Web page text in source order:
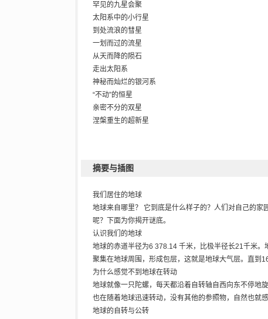
罕见的九星会聚
太阳系中的小行星
到处流浪的彗星
一划而过的流星
从天而降的陨石
走出太阳系
神秘而灿烂的银河系
“不动”的恒星
亲密不分的双星
涅槃重生的超新星
千姿百态的星系
春季可观察的星座
夏季可观察的星座
秋季可观察的星座
冬季可观察的星座
人类对宇宙的探索
从热气球开始的飞天梦想
太空的交通工具——航天飞机
多用途人造卫星
人类在太空的基地
从望远镜到红外空间观测台
摘要与插图
我们居住的地球
地球来自哪里？ 它到底是什么样子的？人们对自己的
呢？下面为你揭开谜底。
认识我们的地球
地球的赤道半径为6 378.14 千米，比极半径长21千米
聚集在地球周围，形成包层，这就是地球大气层。直到
为什么感觉不到地球在转动
地球就像一只陀螺，每天都沿着自转轴自西向东不停地
也在随着地球迅速转动，没有其他的参照物，自然也就
地球的自转与公转